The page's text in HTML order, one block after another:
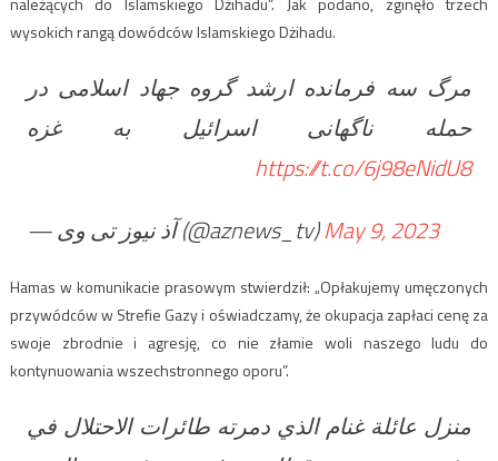
wysokich rangą dowódców Islamskiego Dżihadu.
مرگ سه فرمانده ارشد گروه جهاد اسلامی در
حمله ناگهانی اسرائیل به غزه
https://t.co/6j98eNidU8
— آذ نیوز تی وی (@aznews_tv)May 9, 2023
Hamas w komunikacie prasowym stwierdził: „Opłakujemy umęczonych
przywódców w Strefie Gazy i oświadczamy, że okupacja zapłaci cenę za
swoje zbrodnie i agresję, co nie złamie woli naszego ludu do
kontynuowania wszechstronnego oporu”.
منزل عائلة غنام الذي دمرته طائرات الاحتلال في